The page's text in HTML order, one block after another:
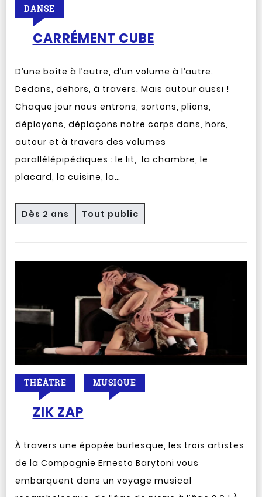
CARRÉMENT CUBE
DANSE
D’une boîte à l’autre, d’un volume à l’autre.
Dedans, dehors, à travers. Mais autour aussi !
Chaque jour nous entrons, sortons, plions,
déployons, déplaçons notre corps dans, hors,
autour et à travers des volumes
parallélépipédiques : le lit, la chambre, le
placard, la cuisine, la…
Dès 2 ans Tout public
ZIK ZAP
THÉÂTRE MUSIQUE
À travers une épopée burlesque, les trois artistes
de la Compagnie Ernesto Barytoni vous
embarquent dans un voyage musical